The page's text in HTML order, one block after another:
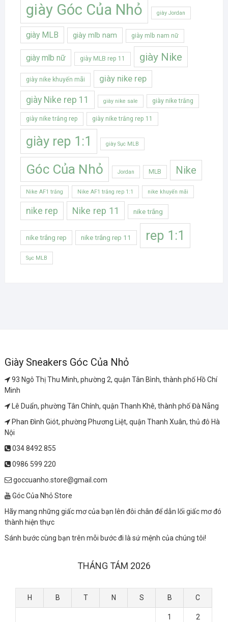
giày Góc Của Nhỏ
giày Jordan
giày MLB giày mlb nam giày mlb nam nữ
giày mlb nữ giày MLB rep 11 giày Nike
giày nike khuyến mãi giày nike rep
giày Nike rep 11 giày nike sale giày nike trắng
giày nike trắng rep giày nike trắng rep 11
giày rep 1:1 giày Sục MLB
Góc Của Nhỏ Jordan MLB Nike
Nike AF1 trắng Nike AF1 trắng rep 1:1 nike khuyến mãi
nike rep Nike rep 11 nike trắng
nike trắng rep nike trắng rep 11 rep 1:1
Sục MLB
Giày Sneakers Góc Của Nhỏ
93 Ngô Thị Thu Minh, phường 2, quận Tân Bình, thành phố Hồ Chí
Minh
Lê Duẩn, phường Tân Chính, quận Thanh Khê, thành phố Đà Nẵng
Phan Đình Giót, phường Phương Liệt, quận Thanh Xuân, thủ đô Hà
Nội
034 8492 855
0986 599 220
goccuanho.store@gmail.com
Góc Của Nhỏ Store
Hãy mang những giấc mơ của bạn lên đôi chân để dẫn lối giấc mơ đó
thành hiện thực
Sánh bước cùng bạn trên mỗi bước đi là sứ mệnh của chúng tôi!
THÁNG TÁM 2026
H B T N S B C
1 2